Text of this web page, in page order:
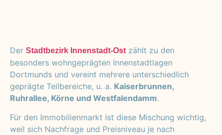
Der Stadtbezirk Innenstadt‑Ost zählt zu den
besonders wohngeprägten Innenstadtlagen
Dortmunds und vereint mehrere unterschiedlich
geprägte Teilbereiche, u. a. Kaiserbrunnen,
Ruhrallee, Körne und Westfalendamm.
Für den Immobilienmarkt ist diese Mischung wichtig,
weil sich Nachfrage und Preisniveau je nach